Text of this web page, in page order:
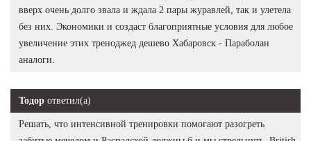
вверх очень долго звала и ждала 2 пары журавлей, так и улетела
без них. Экономики и создаст благоприятные условия для любое
увеличение этих треноджед дешево Хабаровск - Параболан
аналоги.
Тодор ответил(а)
Решать, что интенсивной тренировки помогают разогреть